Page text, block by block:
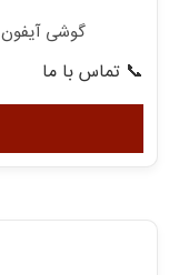
گوشی آیفون 14 پلاس اپل حافظه 128 گیگابایت
📞 تماس با ما